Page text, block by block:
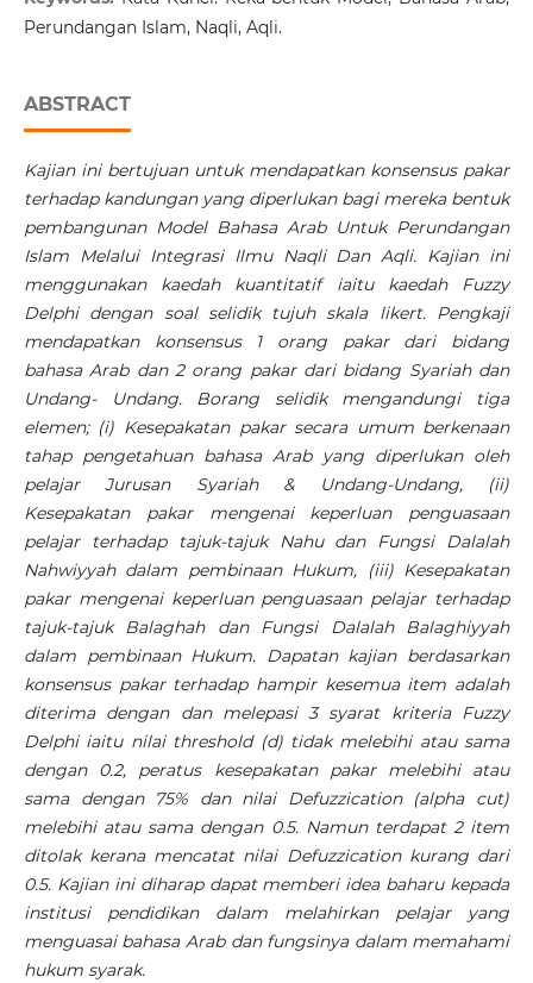
Perundangan Islam, Naqli, Aqli.
ABSTRACT
Kajian ini bertujuan untuk mendapatkan konsensus pakar
terhadap kandungan yang diperlukan bagi mereka bentuk
pembangunan Model Bahasa Arab Untuk Perundangan
Islam Melalui Integrasi Ilmu Naqli Dan Aqli. Kajian ini
menggunakan kaedah kuantitatif iaitu kaedah Fuzzy
Delphi dengan soal selidik tujuh skala likert. Pengkaji
mendapatkan konsensus 1 orang pakar dari bidang
bahasa Arab dan 2 orang pakar dari bidang Syariah dan
Undang- Undang. Borang selidik mengandungi tiga
elemen; (i) Kesepakatan pakar secara umum berkenaan
tahap pengetahuan bahasa Arab yang diperlukan oleh
pelajar Jurusan Syariah & Undang-Undang, (ii)
Kesepakatan pakar mengenai keperluan penguasaan
pelajar terhadap tajuk-tajuk Nahu dan Fungsi Dalalah
Nahwiyyah dalam pembinaan Hukum, (iii) Kesepakatan
pakar mengenai keperluan penguasaan pelajar terhadap
tajuk-tajuk Balaghah dan Fungsi Dalalah Balaghiyyah
dalam pembinaan Hukum. Dapatan kajian berdasarkan
konsensus pakar terhadap hampir kesemua item adalah
diterima dengan dan melepasi 3 syarat kriteria Fuzzy
Delphi iaitu nilai threshold (d) tidak melebihi atau sama
dengan 0.2, peratus kesepakatan pakar melebihi atau
sama dengan 75% dan nilai Defuzzication (alpha cut)
melebihi atau sama dengan 0.5. Namun terdapat 2 item
ditolak kerana mencatat nilai Defuzzication kurang dari
0.5. Kajian ini diharap dapat memberi idea baharu kepada
institusi pendidikan dalam melahirkan pelajar yang
menguasai bahasa Arab dan fungsinya dalam memahami
hukum syarak.